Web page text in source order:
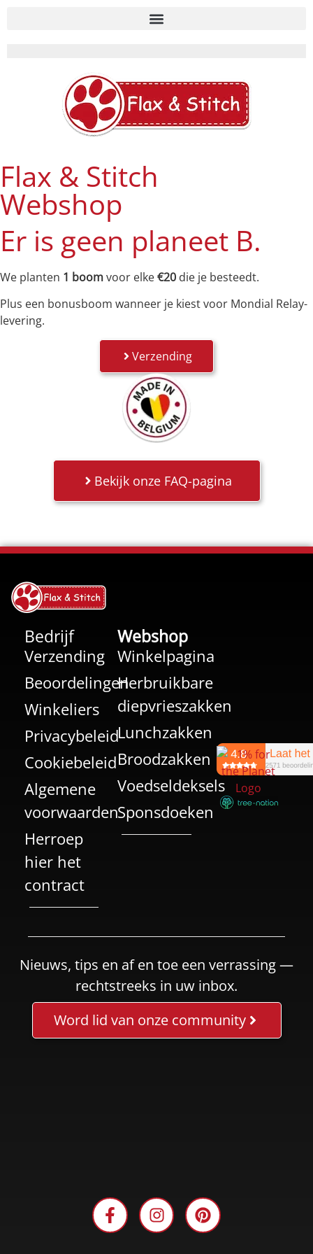
Flax & Stitch
Webshop
Er is geen planeet B.
We planten 1 boomvoor elke€20 die je besteedt.
Plus een bonusboom wanneer je kiest voor Mondial Relay-
levering.
Verzending
Bekijk onze FAQ-pagina
Bedrijf
Verzending
Beoordelingen
Winkeliers
Privacybeleid
Cookiebeleid
Algemene
voorwaarden
Herroep
hier het
contract
Webshop
Winkelpagina
Herbruikbare
diepvrieszakken
Lunchzakken
Broodzakken
Voedseldeksels
Sponsdoeken
Nieuws, tips en af en toe een verrassing —
rechtstreeks in uw inbox.
Word lid van onze community